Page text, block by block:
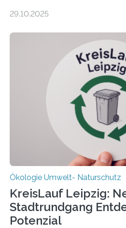
Beobachtungen im Wattenmeer
Oldenburg befassen sich
Ökosystem gedeiht – und wie
verlässlich prognostizieren lässt.
„DynaCom“: Die Deutsche
(DFG) fördert das Anfang 2019
Forschungsprojekt an der
zwei weitere Jahre mit rund 1,2
freuen uns sehr über…
29.10.2025
Ökologie Umwelt- Naturschutz
KreisLauf Leipzig:
Stadtrundgang
Potenzial